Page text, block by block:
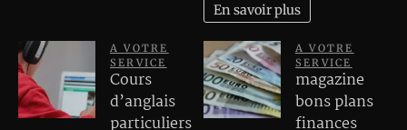
En savoir plus
A VOTRE
SERVICE
Cours
d’anglais
particuliers
A VOTRE
SERVICE
magazine
bons plans
finances